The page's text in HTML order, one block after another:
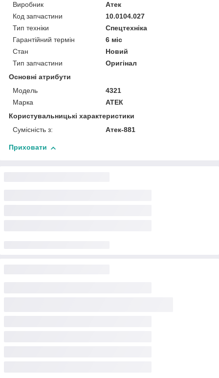
Виробник
Атек
Код запчастини
10.0104.027
Тип техніки
Спецтехніка
Гарантійний термін
6 міс
Стан
Новий
Тип запчастини
Оригінал
Основні атрибути
Модель
4321
Марка
АТЕК
Користувальницькі характеристики
Сумісність з:
Атек-881
Приховати